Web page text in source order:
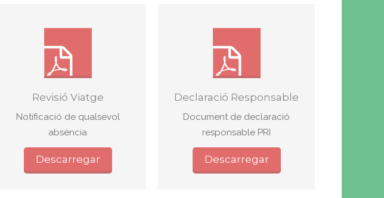
Revisió Viatge
Notificació de qualsevol
absència
Descarregar
Declaració Responsable
Document de declaració
responsable PRI
Descarregar